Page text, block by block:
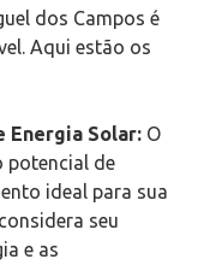
dos Campos é
Aqui estão os
Energia Solar: O
potencial de
ideal para sua
seu
e as